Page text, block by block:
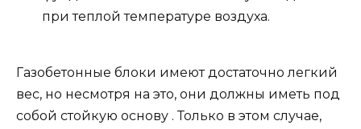
при теплой температуре воздуха.
Газобетонные блоки имеют достаточно легкий
вес, но несмотря на это, они должны иметь под
собой стойкую основу . Только в этом случае,